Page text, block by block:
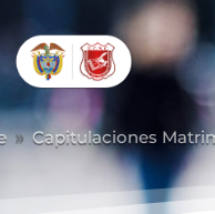
9 Capitulaciones